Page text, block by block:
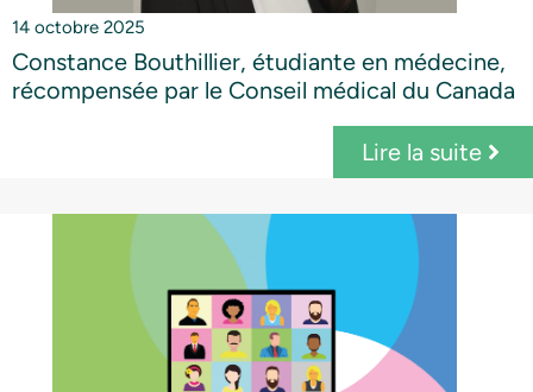
14 octobre 2025
Constance Bouthillier, étudiante en médecine,
récompensée par le Conseil médical du Canada
Lire la suite